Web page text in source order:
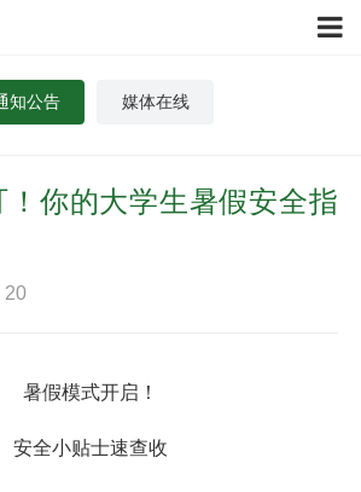
知公告 媒体在线
你的大学生暑假安全指
20
暑假模式开启！
安全小贴士速查收